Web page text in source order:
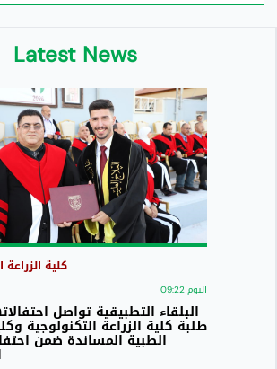
Latest News
كلية الزراعة
اليوم 09:22
البلقاء التطبيقية تواصل
طلبة كلية الزراعة التكنولوجية
الطبية المساندة ضمن